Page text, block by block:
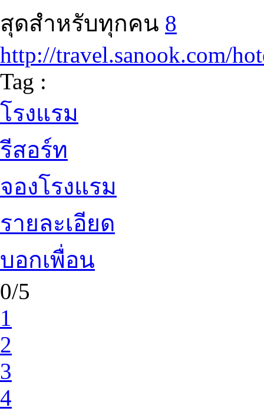
สุดสำหรับทุกคน 8
http://travel.sanook.com/
Tag :
โรงแรม
รีสอร์ท
จองโรงแรม
รายละเอียด
บอกเพื่อน
0/5
1
2
3
4